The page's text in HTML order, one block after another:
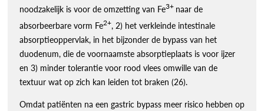
noodzakelijk is voor de omzetting van Fe3+ naar de
absorbeerbare vorm Fe2+, 2) het verkleinde intestinale
absorptieoppervlak, in het bijzonder de bypass van het
duodenum, die de voornaamste absorptieplaats is voor ijzer
en 3) minder tolerantie voor rood vlees omwille van de
textuur wat op zich kan leiden tot braken (26).
Omdat patiënten na een gastric bypass meer risico hebben op